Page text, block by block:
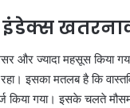
इंडेक्स
और ज्यादा महसूस किया
इसका मतलब है कि
किया गया। इसके चलते